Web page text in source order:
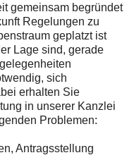
gemeinsam begründet
Regelungen zu
geplatzt ist
Lage sind, gerade
sich
erhalten Sie
in unserer Kanzlei
Problemen:
Antragsstellung